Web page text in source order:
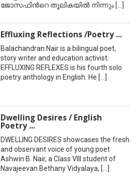
ജോസഫിന്‍റെ തൂലികയില്‍ നിന്നും [...]
Effluxing Reflections /Poetry ...
Balachandran Nair is a bilingual poet,
story writer and education activist.
EFFLUXING REFLEXES is his fourth solo
poetry anthology in English. He [...]
Dwelling Desires / English
Poetry ...
DWELLING DESIRES showcases the fresh
and observant voice of young poet
Ashwin B. Nair, a Class VIII student of
Navajeevan Bethany Vidyalaya, [...]